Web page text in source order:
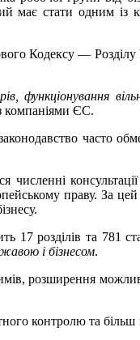
має стати одним
Кодексу —
функціонування
компаніями ЄС.
часто
праву. За
розділів та 781
і бізнесом.
розширення
контролю та більш